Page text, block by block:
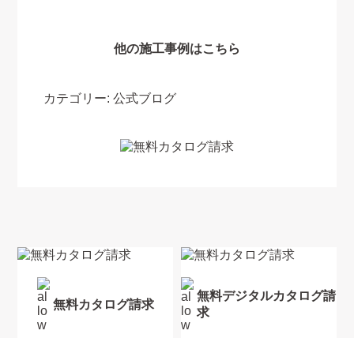
無料カタログ請求
無料デジタルカタログ請
求
他の施工事例はこちら
カテゴリー: 公式ブログ